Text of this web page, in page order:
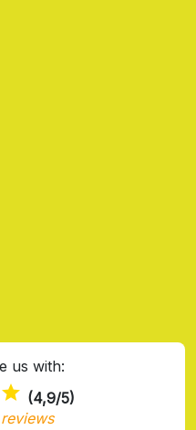
us with:
(4,9/5)